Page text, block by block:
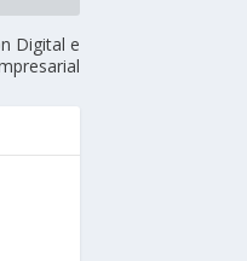
Digital e